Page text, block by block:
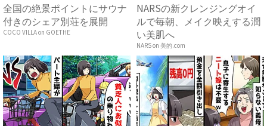
全国の絶景ポイントにサウナ
付きのシェア別荘を展開
COCO VILLA on GOETHE
NARSの新クレンジングオイ
ルで毎朝、メイク映えする潤
い美肌へ
NARS on 美的.com